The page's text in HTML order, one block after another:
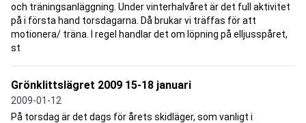
och träningsanläggning. Under vinterhalvåret är det full aktivitet
på i första hand torsdagarna. Då brukar vi träffas för att
motionera/ träna. I regel handlar det om löpning på elljusspåret,
st
Grönklittslägret 2009 15-18 januari
2009-01-12
På torsdag är det dags för årets skidläger, som vanligt i